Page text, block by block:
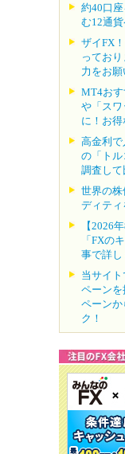
約40口
む12通
ザイFX
ってお
力をお願
MT4おす
や「ス
に！お得
高金利で
の「ト
調査して
世界の
ディティ
【2026
「FXの
事で詳し
当サイ
ペーンを
ペーンか
ク！